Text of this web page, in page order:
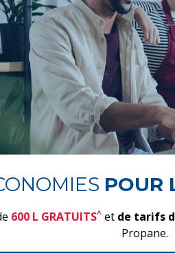
POUR
600 L GRATUITS^ et de tarifs
Propane.